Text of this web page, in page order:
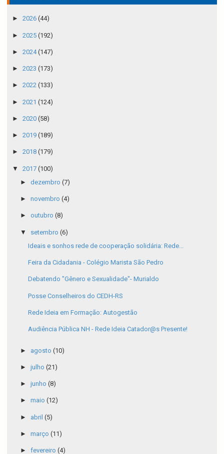
► 2026 (44)
► 2025 (192)
► 2024(147)
► 2023 (173)
► 2022 (133)
► 2021 (124)
► 2020 (58)
► 2019 (189)
► 2018 (179)
▼ 2017 (100)
► dezembro (7)
► novembro (4)
► outubro (8)
▼ setembro (6)
Ideais e sonhos rede de cooperação solidária: Rede...
Feira da Cidadania - Colégio Marista São Pedro
Debatendo "Gênero e Sexualidade"- Murialdo
Posse Conselheiros do CEDH-RS
Rede Ideia em Formação: Autogestão
Audiência Pública NH - Rede Ideia Catador@s Presente!
► agosto (10)
► julho (21)
► junho (8)
► maio (12)
► abril (5)
► março (11)
► fevereiro (4)